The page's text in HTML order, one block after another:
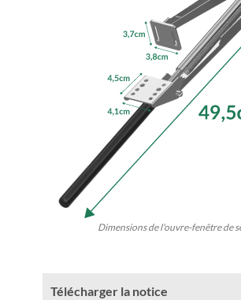
Dimensions de l'ouvre-fenêtre de
Télécharger la notice